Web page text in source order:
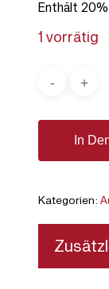
Enthält
1 vorrätig
In
Kategorien: